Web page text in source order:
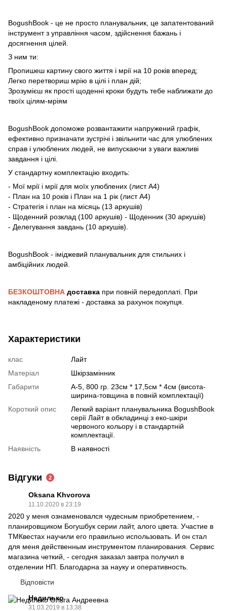
BogushBook - це не просто планувальник, це запатентований
інструмент з управління часом, здійснення бажань і
досягнення цілей.
З ним ти:
Пропишеш картину свого життя і мрії на 10 років вперед;
Легко перетвориш мрію в цілі і план дій;
Зрозумієш як прості щоденні кроки будуть тебе наближати до
твоїх цілям-мріям
BogushBook допоможе розвантажити напружений графік,
ефективно призначати зустрічі і звільнити час для улюблених
справ і улюблених людей, не випускаючи з уваги важливі
завдання і цілі.
У стандартну комплектацію входить:
- Мої мрії і мрії для моїх улюблених (лист А4)
- План на 10 років і План на 1 рік (лист А4)
- Стратегія і план на місяць (13 аркушів)
- Щоденний розклад (100 аркушів) - Щоденник (30 аркушів)
- Делегування завдань (10 аркушів).
BogushBook - іміджевий планувальник для стильних і
амбіційних людей.
БЕЗКОШТОВНА доставка при повній передоплаті. При
накладеному платежі - доставка за рахунок покупця.
Характеристики
клас
Лайт
Матеріал
Шкірзамінник
Габарити
А-5, 800 гр. 23см * 17,5см * 4см (висота-
ширина-товщина в повній комплектації)
Короткий опис
Легкий варіант планувальника BogushBook
серії Лайт в обкладинці з еко-шкіри
червоного кольору і в стандартній
комплектації.
Наявність
В наявності
Відгуки 2
Oksana Khvorova
11.10.2020 в 23:19
2020 у меня ознаменовался чудесным приобретением, -
планировщиком Богушбук серии лайт, алого цвета. Участие в
ТМКвестах научили его правильно использовать. И он стал
для меня действенным инструментом планирования. Сервис
магазина четкий, - сегодня заказал завтра получил в
отделении НП. Благодарна за науку и оперативность.
Відповісти
Недилько
31.03.2019 в 13:38